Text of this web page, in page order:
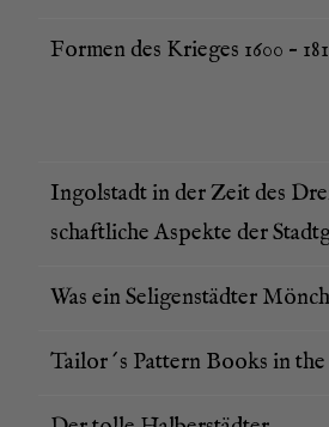
For­men des Krie­ges 1600 –
Ingol­stadt in der Zeit des
schaft­li­che Aspek­te der
Was ein Seli­gen­städ­ter
Tailor´s Pat­tern Books in the